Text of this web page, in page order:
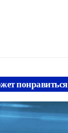
понравиться